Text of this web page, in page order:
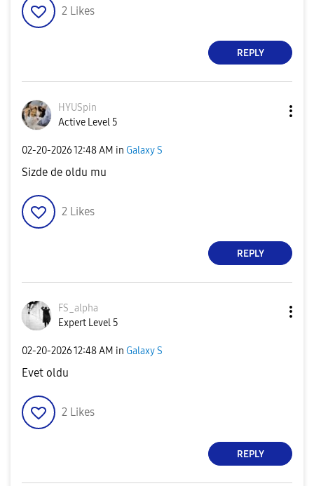
2 Likes
REPLY
HYUSpin
Active Level 5
‎02-20-202612:48 AM in Galaxy S
Sizde de oldu mu
2 Likes
REPLY
FS_alpha
Expert Level 5
‎02-20-202612:48 AM in Galaxy S
Evet oldu
2 Likes
REPLY